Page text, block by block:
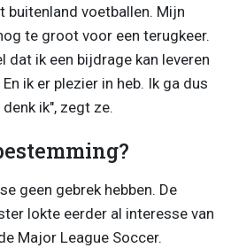
buitenland voetballen. Mijn
te groot voor een terugkeer.
dat ik een bijdrage kan leveren
ik er plezier in heb. Ik ga dus
ik", zegt ze.
geen gebrek hebben. De
lokte eerder al interesse van
Major League Soccer.